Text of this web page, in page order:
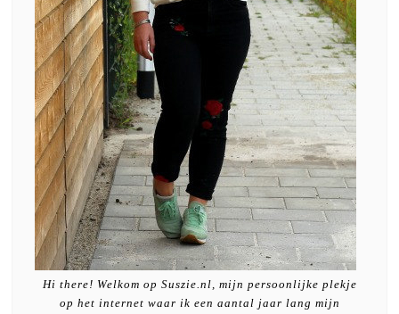
Hi there! Welkom op Suszie.nl, mijn persoonlijke plekje
op het internet waar ik een aantal jaar lang mijn